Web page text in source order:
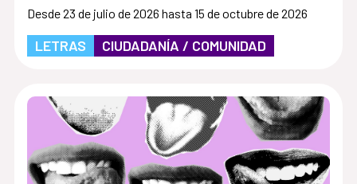
Desde 23 de julio de 2026 hasta 15 de octubre de 2026
LETRAS CIUDADANÍA / COMUNIDAD